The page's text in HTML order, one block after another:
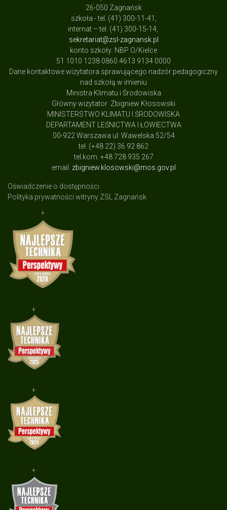
26-050 Zagnańsk
szkoła - tel. (41) 300-11-41,
internat – tel. (41) 300-15-14,
sekretariat@zsl-zagnansk.pl
konto szkoły: NBP O/Kielce
51 1010 1238 0860 4613 9134 0000
Dane kontaktowe wizytatora sprawującego nadzór pedagogiczny
nad szkołą w imieniu
Ministra Klimatu i Środowiska
Główny wizytator Zbigniew Kłosowski
MINISTERSTWO KLIMATU I ŚRODOWISKA
DEPARTAMENT LEŚNICTWA I ŁOWIECTWA
00-922 Warszawa ul: Wawelska 52/54
tel. (+48 22) 36 92 862
tel.kom. +48 728 935 267
email: zbigniew.klosowski@mos.gov.pl
Oświadczenie o dostępności
Polityka prywatności witryny ZSL Zagnańsk
+
+
+
+